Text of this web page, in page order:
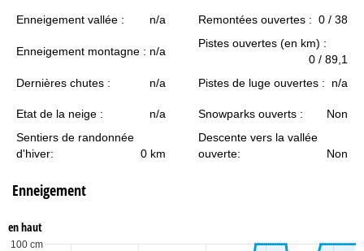
e
i
l
Enneigement vallée : n/a Remontées ouvertes : 0 / 38
Enneigement montagne : n/a
Pistes ouvertes (en km) :
0 / 89,1
Dernières chutes :
n/a Pistes de luge ouvertes : n/a
Etat de la neige : n/a Snowparks ouverts :
Non
Sentiers de randonnée
d'hiver:
0 km
Descente vers la vallée
ouverte:
Non
Enneigement
en haut
100 cm